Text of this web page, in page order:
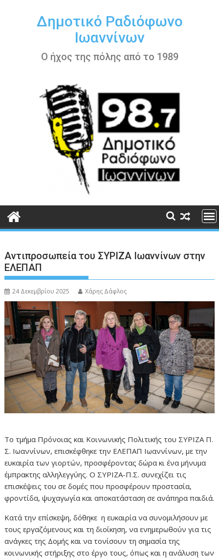
περιεχόμενοΔημοτικό Ραδιόφωνο
Ιωαννίνων
Ο ήχος της πόλης από το 1989
Αντιπροσωπεία του ΣΥΡΙΖΑ Ιωαννίνων στην
ΕΛΕΠΑΠ
24 Δεκεμβρίου 2025 Χάρης Δάφλος
Το τμήμα Πρόνοιας και Κοινωνικής Πολιτικής του ΣΥΡΙΖΑ Π.
Σ. Ιωαννίνων, επισκέφθηκε την ΕΛΕΠΑΠ Ιωαννίνων, με την
ευκαιρία των γιορτών, προσφέροντας δώρα κι ένα μήνυμα
έμπρακτης αλληλεγγύης. Ο ΣΥΡΙΖΑ-Π.Σ. συνεχίζει τις
επισκέψεις του σε δομές που προσφέρουν προστασία,
φροντίδα, ψυχαγωγία και αποκατάσταση σε ανάπηρα παιδιά.
Κατά την επίσκεψη, δόθηκε η ευκαιρία να συνομιλήσουν με
τους εργαζόμενους και τη διοίκηση, να ενημερωθούν για τις
ανάγκες της Δομής και να τονίσουν τη σημασία της
κοινωνικής στήριξης στο έργο τους, όπως και η ανάλυση των